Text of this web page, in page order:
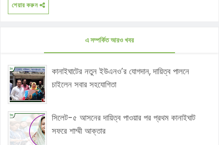
শেয়ার করুন
এ সম্পর্কিত আরও খবর
কানাইঘাটের নতুন ইউএনও’র যোগদান, দায়িত্ব পালনে
চাইলেন সবার সহযোগিতা
সিলেট-৫ আসনের দায়িত্ব পাওয়ার পর প্রথম কানাইঘাট
সফরে শাম্মী আক্তার